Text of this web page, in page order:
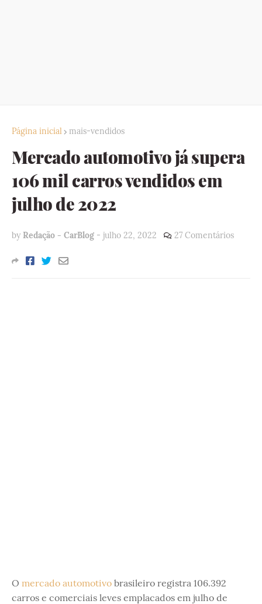
Página inicial mais-vendidos
Mercado automotivo já supera
106 mil carros vendidos em
julho de 2022
by Redação - CarBlog - julho 22, 2022 27 Comentários
O mercado automotivo brasileiro registra 106.392
carros e comerciais leves emplacados em julho de